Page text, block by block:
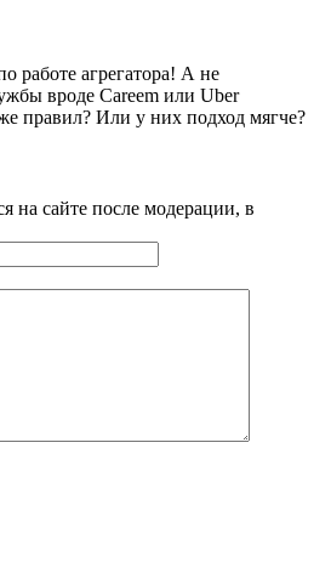
работе агрегатора! А не
вроде Careem или Uber
правил? Или у них подход мягче?
на сайте после модерации, в